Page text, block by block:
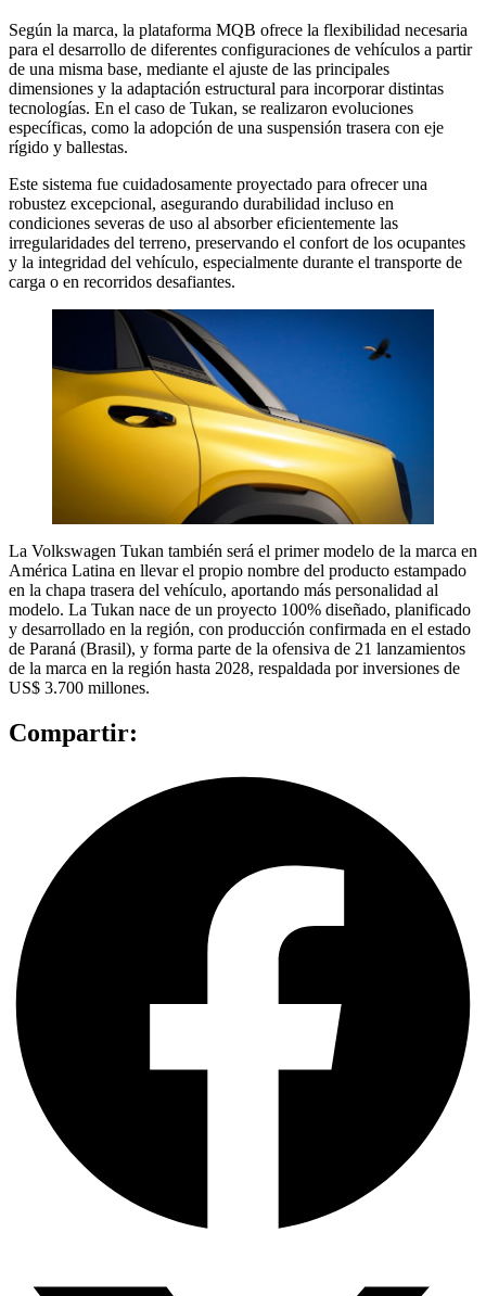
Según la marca, la plataforma MQB ofrece la flexibilidad necesaria
para el desarrollo de diferentes configuraciones de vehículos a partir
de una misma base, mediante el ajuste de las principales
dimensiones y la adaptación estructural para incorporar distintas
tecnologías. En el caso de Tukan, se realizaron evoluciones
específicas, como la adopción de una suspensión trasera con eje
rígido y ballestas.
Este sistema fue cuidadosamente proyectado para ofrecer una
robustez excepcional, asegurando durabilidad incluso en
condiciones severas de uso al absorber eficientemente las
irregularidades del terreno, preservando el confort de los ocupantes
y la integridad del vehículo, especialmente durante el transporte de
carga o en recorridos desafiantes.
La Volkswagen Tukan también será el primer modelo de la marca en
América Latina en llevar el propio nombre del producto estampado
en la chapa trasera del vehículo, aportando más personalidad al
modelo. La Tukan nace de un proyecto 100% diseñado, planificado
y desarrollado en la región, con producción confirmada en el estado
de Paraná (Brasil), y forma parte de la ofensiva de 21 lanzamientos
de la marca en la región hasta 2028, respaldada por inversiones de
US$ 3.700 millones.
Compartir: